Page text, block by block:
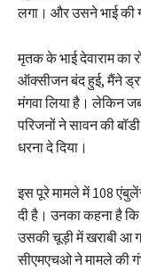
लगा। और उसने भाई की
मृतक के भाई देवाराम का
ऑक्सीजन बंद हुई, मैंने
मंगवा लिया है। लेकिन
परिजनों ने सावन की
धरना दे दिया।
इस पूरे मामले में 108
दी है। उनका कहना है
उसकी चूड़ी में खराबी आ
सीएमएचओ ने मामले की